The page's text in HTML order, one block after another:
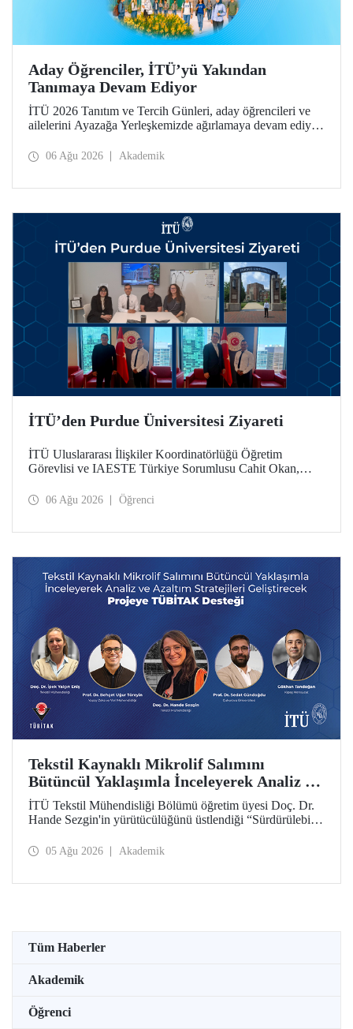
Aday Öğrenciler, İTÜ’yü Yakından
Tanımaya Devam Ediyor
İTÜ 2026 Tanıtım ve Tercih Günleri, aday öğrencileri ve
ailelerini Ayazağa Yerleşkemizde ağırlamaya devam ediyor.
ilgili fakülte ve birimler adaylara bilgi vermeye devam
06 Ağu 2026 Akademik
İTÜ’den Purdue Üniversitesi Ziyareti
İTÜ Uluslararası İlişkiler Koordinatörlüğü Öğretim
Görevlisi ve IAESTE Türkiye Sorumlusu Cahit Okan,
Temmuz tarihlerinde ABD’de dünyanın önde gelen
06 Ağu 2026 Öğrenci
Tekstil Kaynaklı Mikrolif Salımını
Bütüncül Yaklaşımla İnceleyerek Analiz ve
Azaltım Stratejileri Geliştirecek Projeye
TÜBİTAK Desteği
İTÜ Tekstil Mühendisliği Bölümü öğretim üyesi Doç. Dr.
Hande Sezgin'in yürütücülüğünü üstlendiği “Sürdürülebilir
Koşullarına Bağlı Mikrolif Salımı: Aşınma, UV Maruziyeti
05 Ağu 2026 Akademik
Tüm Haberler
Akademik
Öğrenci